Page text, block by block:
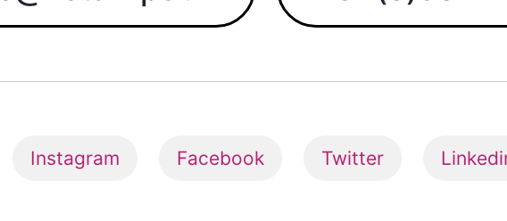
Instagram Facebook Twitter